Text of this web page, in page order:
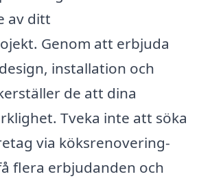
av ditt
Genom att erbjuda
installation och
de att dina
Tveka inte att söka
via köksrenovering-
flera erbjudanden och